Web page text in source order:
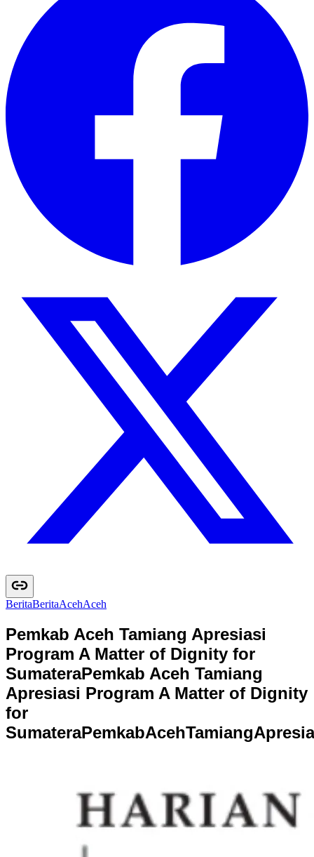
BeritaBeritaAcehAceh
Pemkab Aceh Tamiang Apresiasi
Program A Matter of Dignity for
SumateraPemkab Aceh Tamiang
Apresiasi Program A Matter of Dignity
for
SumateraPemkabAcehTamiangApresia